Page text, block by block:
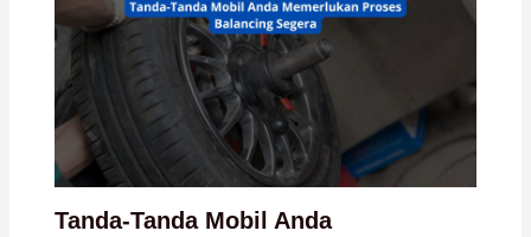
Tanda-Tanda Mobil Anda